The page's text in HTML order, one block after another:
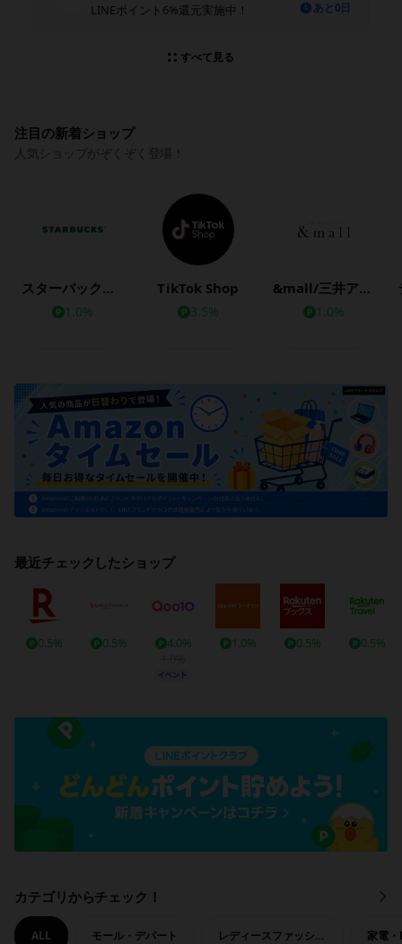
LINEポイント6%還元実施中！
あと0日
すべて見る
注目の新着ショップ
人気ショップがぞくぞく登場！
スターバックス公式オンラインストア
1.0%
TikTok Shop
3.5%
&mall/三井アウトレットパークオンライン
1.0%
最近チェックしたショップ
0.5% 0.5%
4.0%
1.0% 0.5% 0.5%
も
と
カテゴリからチェック！
ALL モール・デパート レディースファッション 家電